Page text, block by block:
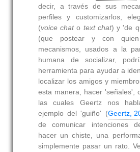
decir, a través de sus
perfiles y customizarlos,
(voice chato text chat) y 'de
(que postear y con
mecanismos, usados a la
humana de socializar,
herramienta para ayudar a
localizar los amigos y
esta manera, hacer 'señales',
las cuales Geertz nos
ejemplo del 'guiño' (Geertz,
de comunicar intenciones
hacer un chiste, una
simplemente pasar un rato.